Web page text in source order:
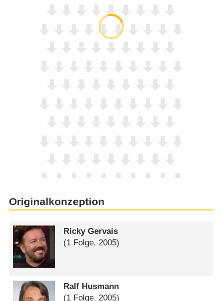
Originalkonzeption
Ricky Gervais
(1 Folge, 2005)
Ralf Husmann
(1 Folge, 2005)